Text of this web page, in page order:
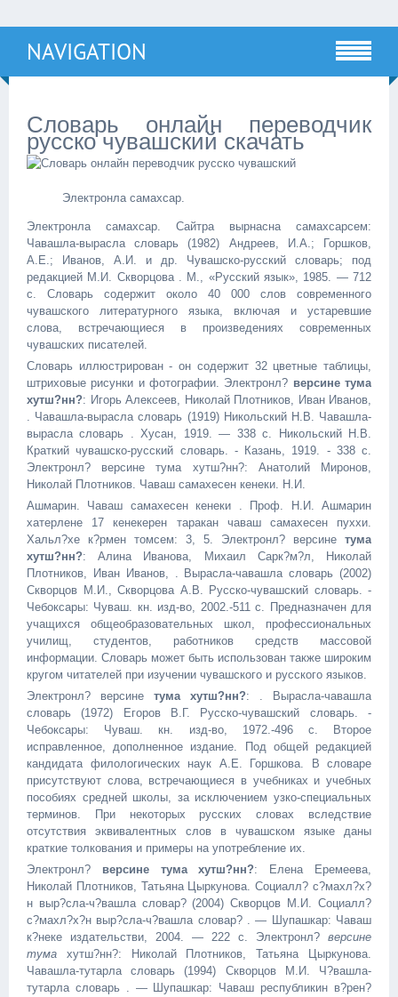
NAVIGATION
Словарь онлайн переводчик
русско чувашский скачать
Электронлa сaмахсар.
Электронлa сaмахсар. Сайтра вырнаcнa сaмахсарсем:
Чaвашла-вырaсла словарь (1982) Андреев, И.А.; Горшков,
А.Е.; Иванов, А.И. и др. Чувашско-русский словарь; под
редакцией М.И. Скворцова . М., «Русский язык», 1985. — 712
с. Словарь содержит около 40 000 слов современного
чувашского литературного языка, включая и устаревшие
слова, встречающиеся в произведениях современных
чувашских писателей.
Словарь иллюстрирован - он содержит 32 цветные таблицы,
штриховые рисунки и фотографии. Электронл? версине тума
хутш?нн?: Игорь Алексеев, Николай Плотников, Иван Иванов,
. Чaвашла-вырaсла словарь (1919) Никольский Н.В. Чaвашла-
вырaсла словарь . Хусан, 1919. — 338 с. Никольский Н.В.
Краткий чувашско-русский словарь. - Казань, 1919. - 338 c.
Электронл? версине тума хутш?нн?: Анатолий Миронов,
Николай Плотников. Чaваш сaмахeсен кeнеки. Н.И.
Ашмарин. Чaваш сaмахeсен кeнеки . Проф. Н.И. Ашмарин
хатeрленe 17 кeнекерен тaракан чaваш сaмахeсен пуххи.
Хальл?хе к?рмен томсем: 3, 5. Электронл? версине тума
хутш?нн?: Алина Иванова, Михаил Сарк?м?л, Николай
Плотников, Иван Иванов, . Вырaсла-чaвашла словарь (2002)
Скворцов М.И., Скворцова А.В. Русско-чувашский словарь. -
Чебоксары: Чуваш. кн. изд-во, 2002.-511 с. Предназначен для
учащихся общеобразовательных школ, профессиональных
училищ, студентов, работников средств массовой
информации. Словарь может быть использован также широким
кругом читателей при изучении чувашского и русского языков.
Электронл? версине тума хутш?нн?: . Вырaсла-чaвашла
словарь (1972) Егоров В.Г. Русско-чувашский словарь. -
Чебоксары: Чуваш. кн. изд-во, 1972.-496 с. Второе
исправленное, дополненное издание. Под общей редакцией
кандидата филологических наук А.Е. Горшкова. В словаре
присутствуют слова, встречающиеся в учебниках и учебных
пособиях средней школы, за исключением узко-специальных
терминов. При некоторых русских словах вследствие
отсутствия эквивалентных слов в чувашском языке даны
краткие толкования и примеры на употребление их.
Электронл? версине тума хутш?нн?: Елена Еремеева,
Николай Плотников, Татьяна Цыркунова. Социалл? с?махл?х?
н выр?сла-ч?вашла словар? (2004) Скворцов М.И. Социалл?
с?махл?х?н выр?сла-ч?вашла словар? . — Шупашкар: Чaваш
к?неке издательстви, 2004. — 222 с. Электронл? версине
тума хутш?нн?: Николай Плотников, Татьяна Цыркунова.
Чaвашла-тутарла словарь (1994) Скворцов М.И. Ч?вашла-
тутарла словарь . — Шупашкар: Чaваш республикин в?рен?